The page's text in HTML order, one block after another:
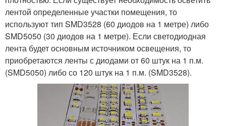
лентой определенные участки помещения, то
используют тип SMD3528 (60 диодов на 1 метре) либо
SMD5050 (30 диодов на 1 метре). Если светодиодная
лента будет основным источником освещения, то
приобретаются ленты с диодами от 60 штук на 1 п.м.
(SMD5050) либо со 120 штук на 1 п.м. (SMD3528).